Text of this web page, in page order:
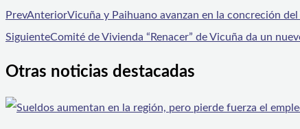
PrevAnteriorVicuña y Paihuano avanzan en la concreción
SiguienteComité de Vivienda “Renacer” de Vicuña da un
Otras noticias destacadas